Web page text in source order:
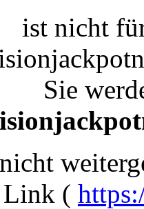
ist nicht
Sie
Link (